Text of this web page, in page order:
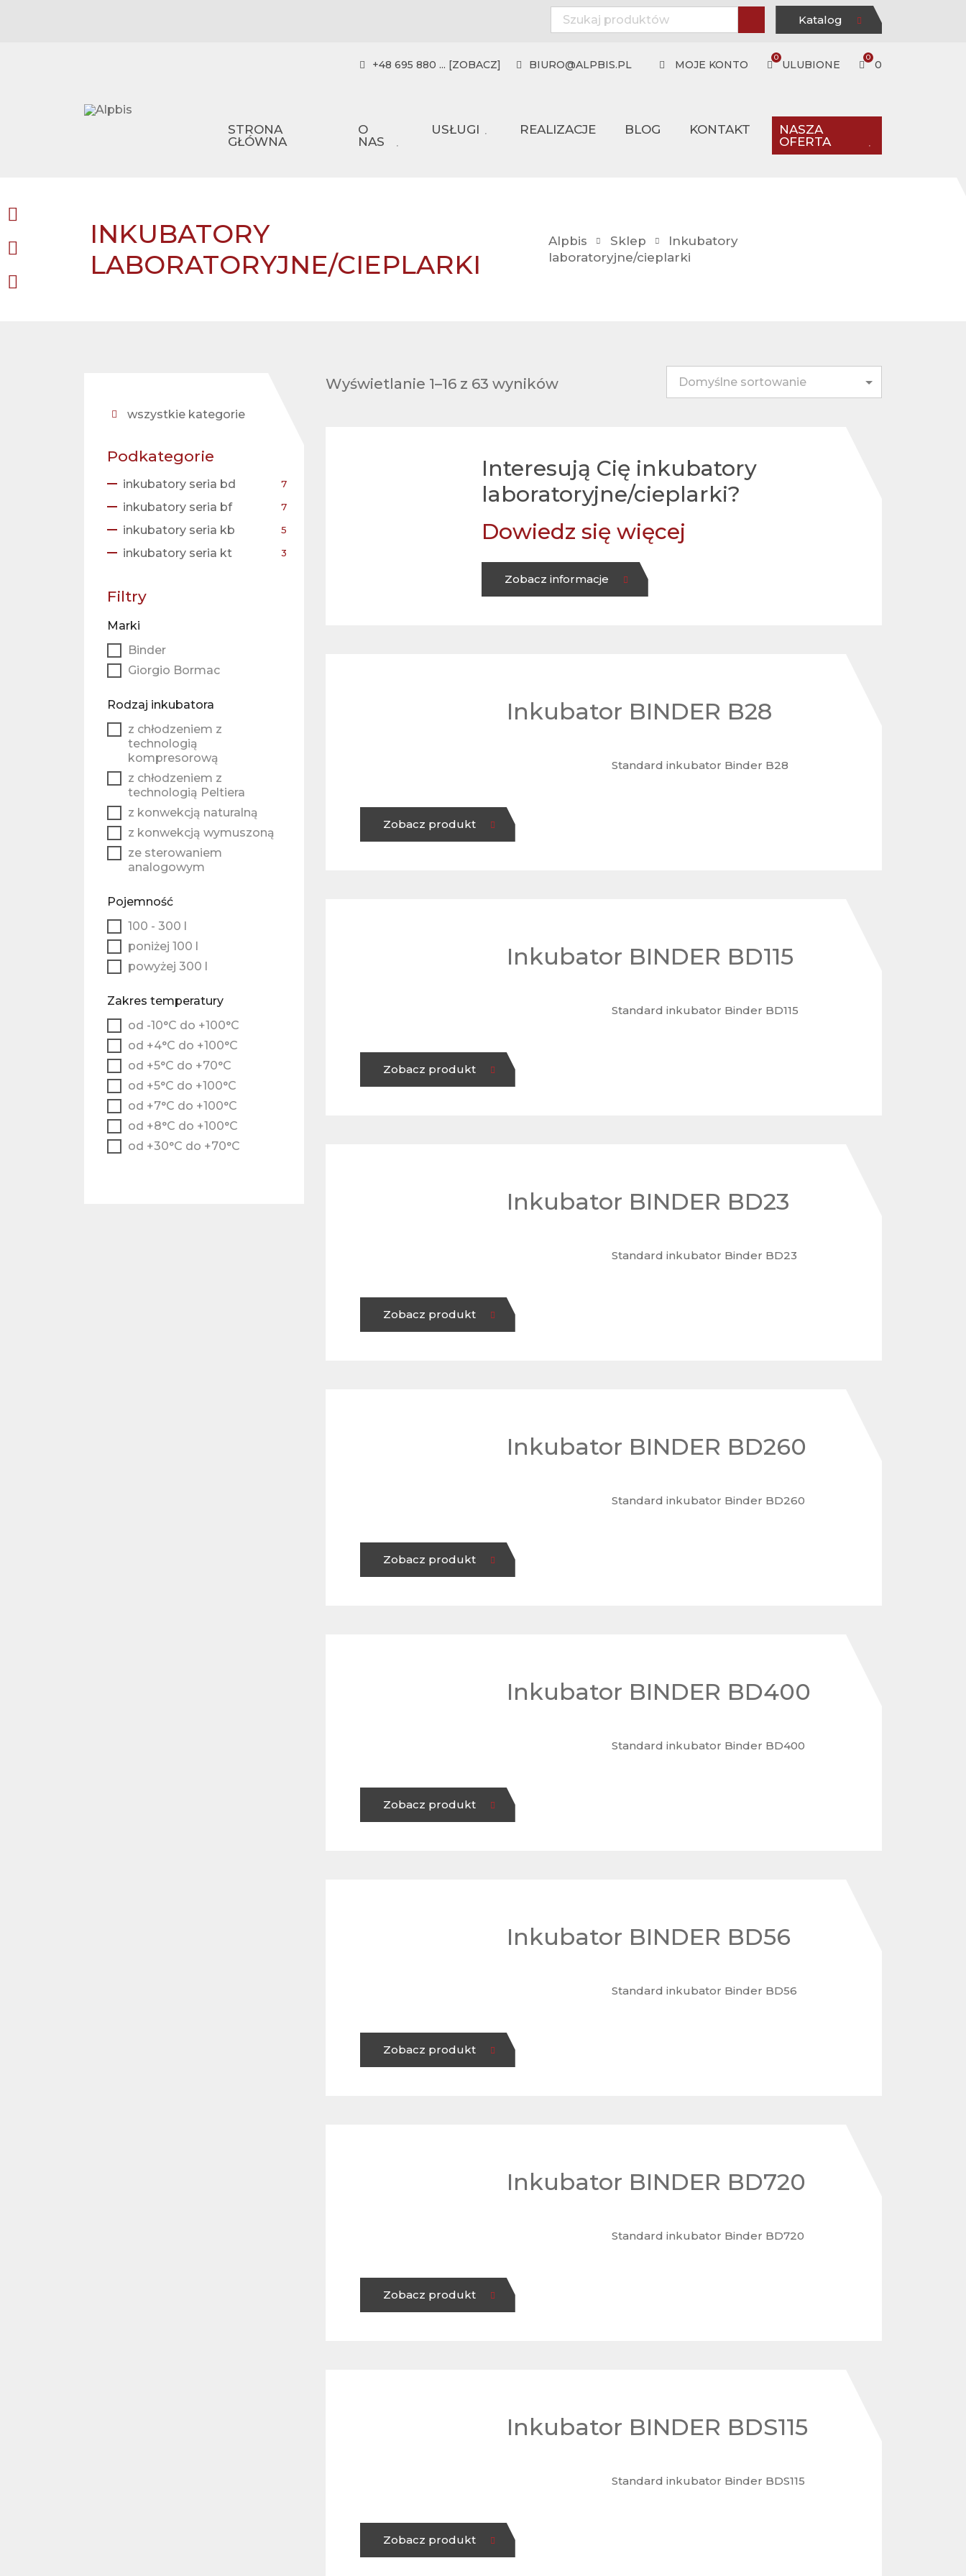
Katalog
+48 695 880 ... [ZOBACZ] BIURO@ALPBIS.PL MOJE KONTO
0
ULUBIONE
0
0
STRONA
GŁÓWNA
O
NAS
USŁUGI REALIZACJE BLOG KONTAKT
NASZA
OFERTA
INKUBATORY
LABORATORYJNE/CIEPLARKI
Alpbis Sklep
Inkubatory
laboratoryjne/cieplarki
Wyświetlanie 1–16 z 63 wyników
Interesują Cię inkubatory
laboratoryjne/cieplarki?
Dowiedz się więcej
Zobacz informacje
Inkubator BINDER B28
Standard inkubator Binder B28
Zobacz produkt
Inkubator BINDER BD115
Standard inkubator Binder BD115
Zobacz produkt
Inkubator BINDER BD23
Standard inkubator Binder BD23
Zobacz produkt
Inkubator BINDER BD260
Standard inkubator Binder BD260
Zobacz produkt
Inkubator BINDER BD400
Standard inkubator Binder BD400
Zobacz produkt
Inkubator BINDER BD56
Standard inkubator Binder BD56
Zobacz produkt
Inkubator BINDER BD720
Standard inkubator Binder BD720
Zobacz produkt
Inkubator BINDER BDS115
Standard inkubator Binder BDS115
Zobacz produkt
wszystkie kategorie
Podkategorie
inkubatory seria bd 7
inkubatory seria bf 7
inkubatory seria kb 5
inkubatory seria kt 3
Filtry
Marki
Binder
Giorgio Bormac
Rodzaj inkubatora
z chłodzeniem z
technologią
kompresorową
z chłodzeniem z
technologią Peltiera
z konwekcją naturalną
z konwekcją wymuszoną
ze sterowaniem
analogowym
Pojemność
100 - 300 l
poniżej 100 l
powyżej 300 l
Zakres temperatury
od -10°C do +100°C
od +4°C do +100°C
od +5°C do +70°C
od +5°C do +100°C
od +7°C do +100°C
od +8°C do +100°C
od +30°C do +70°C